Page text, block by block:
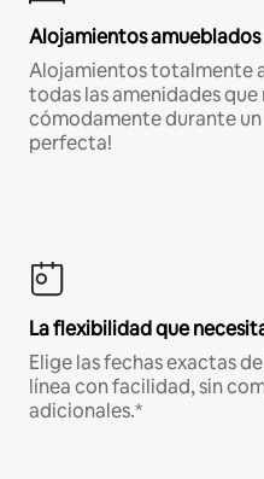
Alojamientos amueblados
Alojamientos totalmente
todas las amenidades
cómodamente durante un
perfecta!
La flexibilidad que
Elige las fechas exactas
línea con facilidad, sin
adicionales.*